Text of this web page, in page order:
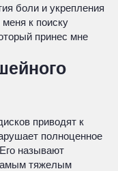
боли и укрепления
к поиску
принес мне
приводят к
полноценное
называют
тяжелым